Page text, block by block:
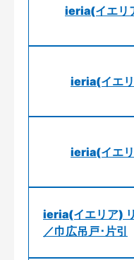
ieria(イエリ
ieria(イエ
ieria(イエ
ieria(イエリア)
／巾広吊戸･片引